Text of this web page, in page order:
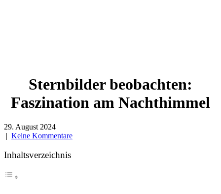
Sternbilder beobachten:
Faszination am Nachthimmel
29. August 2024
| Keine Kommentare
Inhaltsverzeichnis